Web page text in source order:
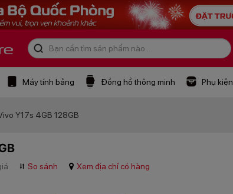
Máy tính bảng Đồng hồ thông minh Phụ kiện
Y17s 4GB 128GB
⮃ So sánh Xem địa chỉ có hàng